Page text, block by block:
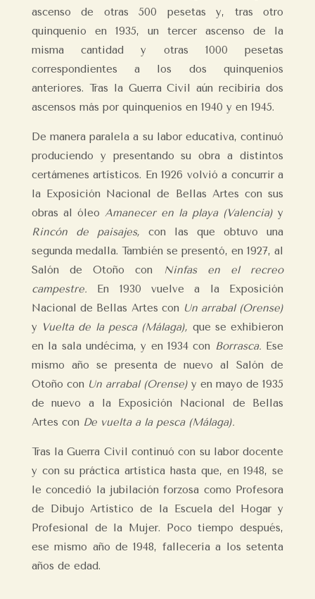
ascenso de otras 500 pesetas y, tras otro
quinquenio en 1935, un tercer ascenso de la
misma cantidad y otras 1000 pesetas
correspondientes a los dos quinquenios
anteriores. Tras la Guerra Civil aún recibiría dos
ascensos más por quinquenios en 1940 y en 1945.
De manera paralela a su labor educativa, continuó
produciendo y presentando su obra a distintos
certámenes artísticos. En 1926 volvió a concurrir a
la Exposición Nacional de Bellas Artes con sus
obras al óleo Amanecer en la playa (Valencia) y
Rincón de paisajes, con las que obtuvo una
segunda medalla. También se presentó, en 1927, al
Salón de Otoño con
Ninfas en el recreo
campestre. En 1930 vuelve a la Exposición
Nacional de Bellas Artes con Un arrabal (Orense)
y Vuelta de la pesca (Málaga), que se exhibieron
en la sala undécima, y en 1934 con Borrasca. Ese
mismo año se presenta de nuevo al Salón de
Otoño con Un arrabal (Orense)y en mayo de 1935
de nuevo a la Exposición Nacional de Bellas
Artes con De vuelta a la pesca (Málaga).
Tras la Guerra Civil continuó con su labor docente
y con su práctica artística hasta que, en 1948, se
le concedió la jubilación forzosa como Profesora
de Dibujo Artístico de la Escuela del Hogar y
Profesional de la Mujer. Poco tiempo después,
ese mismo año de 1948, fallecería a los setenta
años de edad.